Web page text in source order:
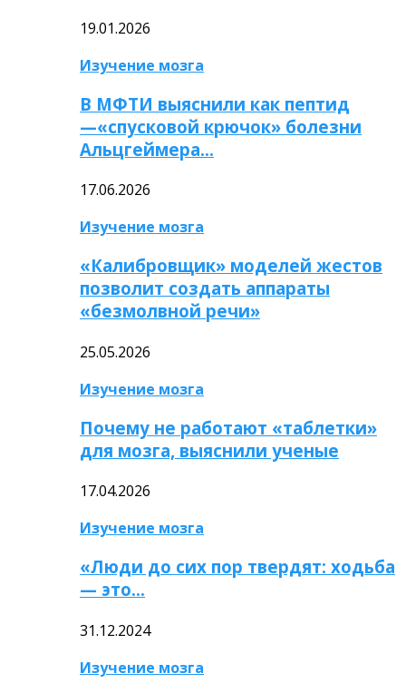
19.01.2026
Изучение мозга
В МФТИ выяснили как пептид
—«спусковой крючок» болезни
Альцгеймера…
17.06.2026
Изучение мозга
«Калибровщик» моделей жестов
позволит создать аппараты
«безмолвной речи»
25.05.2026
Изучение мозга
Почему не работают «таблетки»
для мозга, выяснили ученые
17.04.2026
Изучение мозга
«Люди до сих пор твердят: ходьба
— это…
31.12.2024
Изучение мозга